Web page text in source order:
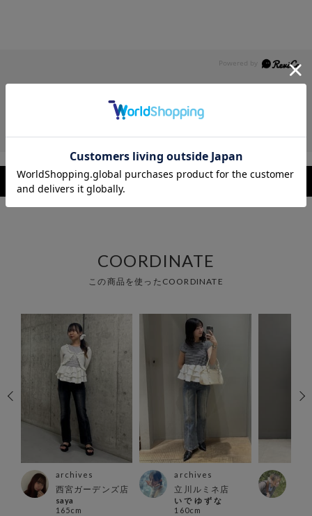
レビューを見る
COORDINATE
この商品を使ったCOORDINATE
archives
西宮ガーデンズ店
saya
165cm
archives
立川ルミネ店
い で ゆ ず な
160cm